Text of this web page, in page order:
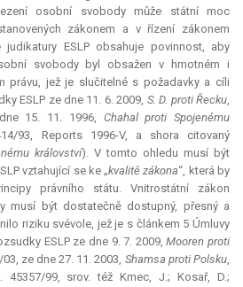
osobní svobody může státní moc
zákonem a v řízení zákonem
judikatury ESLP obsahuje povinnost, aby
svobody byl obsažen v hmotném i
právu, jež je slučitelné s požadavky a cíli
ESLP ze dne 11. 6. 2009, S. D. proti Řecku,
15. 11. 1996, Chahal proti Spojenému
93, Reports 1996-V, a shora citovaný
království). V tomto ohledu musí být
vztahující se ke „kvalitě zákona“, která by
právního státu. Vnitrostátní zákon
musí být dostatečně dostupný, přesný a
riziku svévole, jež je s článkem 5 Úmluvy
ESLP ze dne 9. 7. 2009,Mooren proti
ze dne 27. 11. 2003, Shamsa proti Polsku,
99, srov. též Kmec, J.; Kosař, D.;